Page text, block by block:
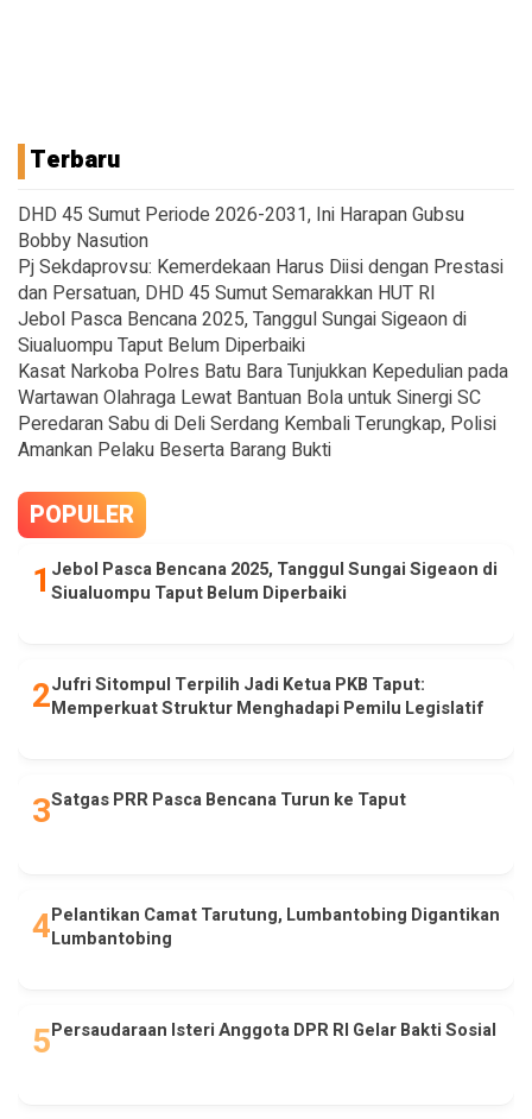
Terbaru
DHD 45 Sumut Periode 2026-2031, Ini Harapan Gubsu
Bobby Nasution
Pj Sekdaprovsu: Kemerdekaan Harus Diisi dengan Prestasi
dan Persatuan, DHD 45 Sumut Semarakkan HUT RI
Jebol Pasca Bencana 2025, Tanggul Sungai Sigeaon di
Siualuompu Taput Belum Diperbaiki
Kasat Narkoba Polres Batu Bara Tunjukkan Kepedulian pada
Wartawan Olahraga Lewat Bantuan Bola untuk Sinergi SC
Peredaran Sabu di Deli Serdang Kembali Terungkap, Polisi
Amankan Pelaku Beserta Barang Bukti
POPULER
Jebol Pasca Bencana 2025, Tanggul Sungai Sigeaon di
Siualuompu Taput Belum Diperbaiki
Jufri Sitompul Terpilih Jadi Ketua PKB Taput:
Memperkuat Struktur Menghadapi Pemilu Legislatif
Satgas PRR Pasca Bencana Turun ke Taput
Pelantikan Camat Tarutung, Lumbantobing Digantikan
Lumbantobing
Persaudaraan Isteri Anggota DPR RI Gelar Bakti Sosial